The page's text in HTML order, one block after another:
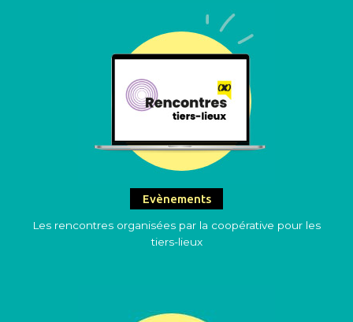
Evènements
Les rencontres organisées par la coopérative pour les
tiers-lieux